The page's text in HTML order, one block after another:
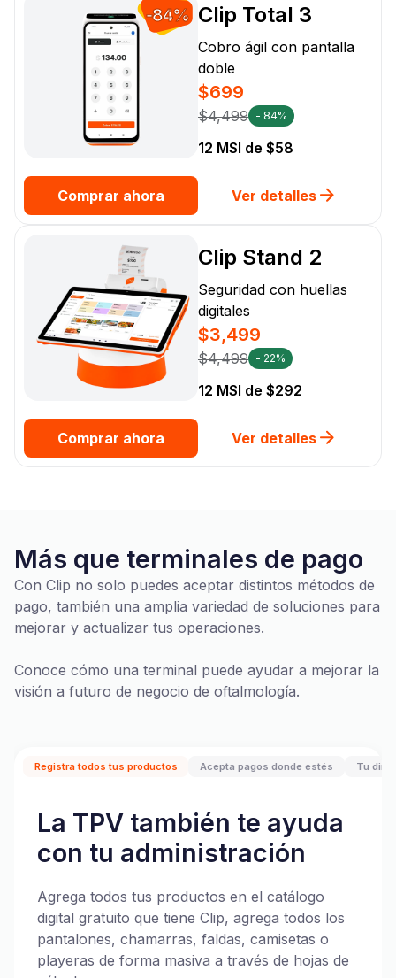
-84% Clip Total 3
Cobro ágil con pantalla
doble
$699
$4,499 - 84%
12 MSI de $58
Comprar ahora Ver detalles
Clip Stand 2
Seguridad con huellas
digitales
$3,499
$4,499 - 22%
12 MSI de $292
Comprar ahora Ver detalles
Más que terminales de pago
Con Clip no solo puedes aceptar distintos métodos de
pago, también una amplia variedad de soluciones para
mejorar y actualizar tus operaciones.
Conoce cómo una terminal puede ayudar a mejorar la
visión a futuro de negocio de oftalmología.
Registra todos tus productos Acepta pagos donde estés Tu
La TPV también te ayuda
con tu administración
Agrega todos tus productos en el catálogo
digital gratuito que tiene Clip, agrega todos los
pantalones, chamarras, faldas, camisetas o
playeras de forma masiva a través de hojas de